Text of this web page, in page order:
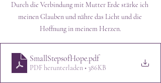
Durch die Verbindung mit Mutter Erde stärke ich
meinen Glauben und nähre das Licht und die
Hoffnung in meinem Herzen.
SmallStepsofHope.pdf
PDF herunterladen • 386KB